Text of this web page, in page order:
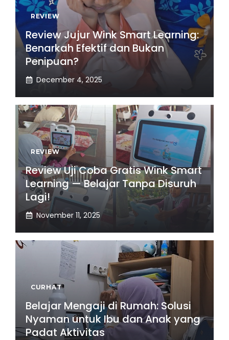
REVIEW
Review Jujur Wink Smart Learning:
Benarkah Efektif dan Bukan
Penipuan?
December 4, 2025
REVIEW
Review Uji Coba Gratis Wink Smart
Learning — Belajar Tanpa Disuruh
Lagi!
November 11, 2025
CURHAT
Belajar Mengaji di Rumah: Solusi
Nyaman untuk Ibu dan Anak yang
Padat Aktivitas